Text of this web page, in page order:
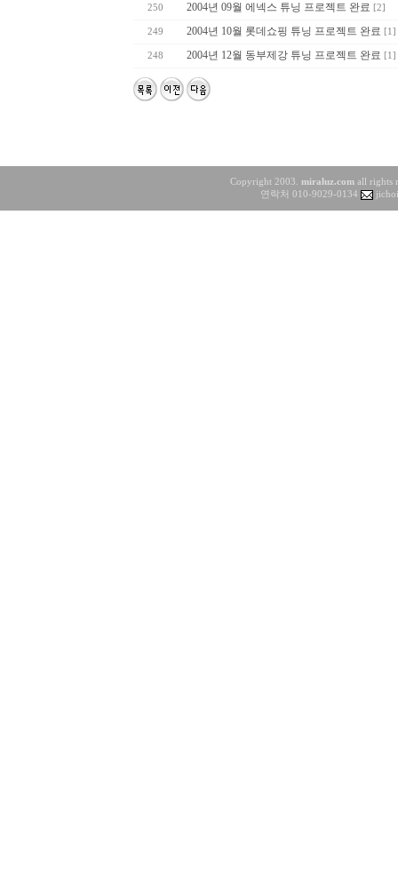
250 2004년 09월 에넥스 튜닝 프로젝트 완료 [2]
249 2004년 10월 롯데쇼핑 튜닝 프로젝트 완료 [1]
248 2004년 12월 동부제강 튜닝 프로젝트 완료 [1]
Copyright 2003.miraluz.com all rights
연락처 010-9029-0134